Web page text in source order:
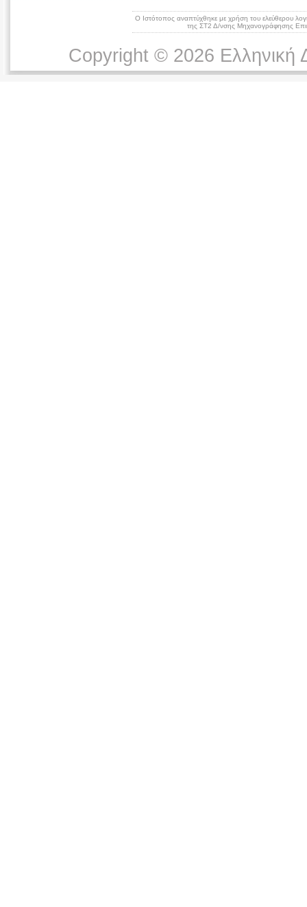
Ο Ιστότοπος αναπτύχθηκε με χρήση του ελεύθερου
της ΣΤ2 Δ/νσης Μηχανογράφησης
Copyright © 2026